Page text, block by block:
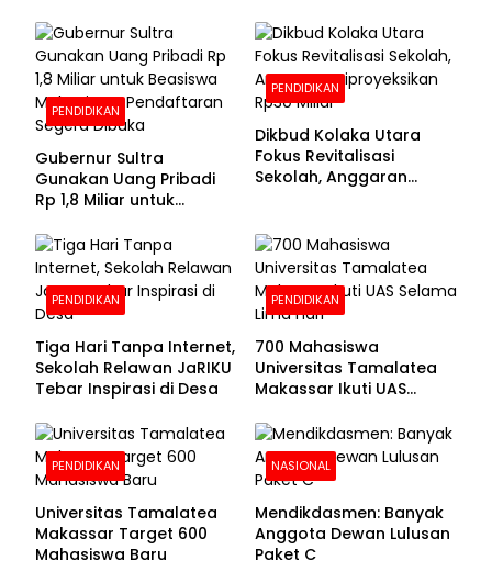
PENDIDIKAN
Gubernur Sultra
Gunakan Uang Pribadi
Rp 1,8 Miliar untuk
Pendaftaran Segera
Dibuka
PENDIDIKAN
Dikbud Kolaka Utara
Fokus Revitalisasi
Sekolah, Anggaran
PENDIDIKAN
Tiga Hari Tanpa Internet,
Sekolah Relawan JaRIKU
Tebar Inspirasi di Desa
PENDIDIKAN
700 Mahasiswa
Universitas Tamalatea
Makassar Ikuti UAS
PENDIDIKAN
Universitas Tamalatea
Makassar Target 600
Mahasiswa Baru
NASIONAL
Mendikdasmen: Banyak
Anggota Dewan Lulusan
Paket C